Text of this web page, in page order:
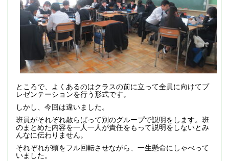
ところで、よくあるのはクラスの前に立って全員に向けてプ
レゼンテーションを行う形式です。
しかし、今回は違いました。
班員がそれぞれ散らばって別のグループで説明をします。班
のまとめた内容を一人一人が責任をもって説明をしないとみ
んなに伝わりません。
それぞれが頭をフル回転させながら、一生懸命にしゃべって
いました。